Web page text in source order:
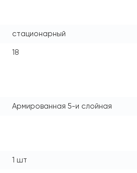
стационарный
18
Армированная 5-и слойная
1 шт